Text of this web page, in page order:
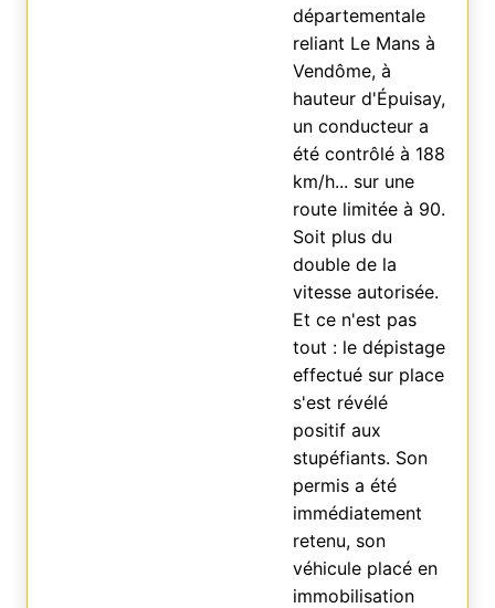
départementale
reliant Le Mans à
Vendôme, à
hauteur d'Épuisay,
un conducteur a
été contrôlé à 188
km/h... sur une
route limitée à 90.
Soit plus du
double de la
vitesse autorisée.
Et ce n'est pas
tout : le dépistage
effectué sur place
s'est révélé
positif aux
stupéfiants. Son
permis a été
immédiatement
retenu, son
véhicule placé en
immobilisation